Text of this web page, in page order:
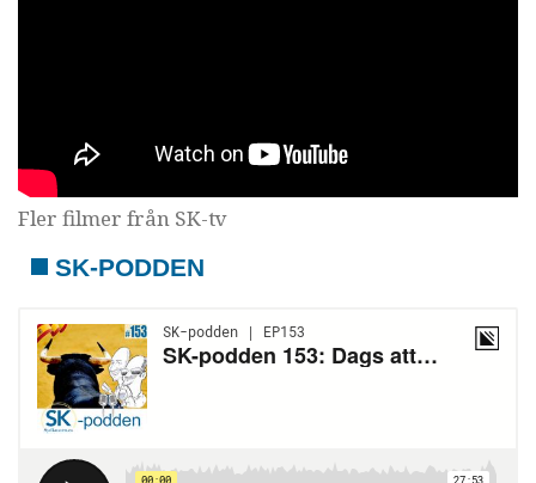
Fler filmer från SK-tv
SK-PODDEN